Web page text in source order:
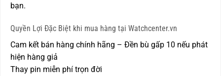
bạn.
Quyền Lợi Đặc Biệt khi mua hàng tại Watchcenter.vn
Cam kết bán hàng chính hãng – Đền bù gấp 10 nếu phát
hiện hàng giả
Thay pin miễn phí trọn đời